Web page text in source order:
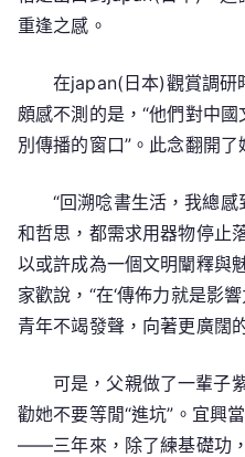
重逢之感。
在japan(日本)觀賞調研
頗感不測的是，“他們對中
別傳播的窗口”。此念翻開了
“回溯唸書生活，我總
和哲思，都需求用器物停止
以或許成為一個文明闡釋與
家歡說，“在‘傳佈力就是影
青年不竭發聲，向著更廣闊
可是，父親做了一輩子
勸她不要等閒“進坑”。宜興
——三年來，除了練基礎功